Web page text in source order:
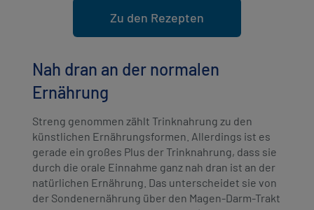
Zu den Rezepten
Nah dran an der normalen
Ernährung
Streng genommen zählt Trinknahrung zu den
künstlichen Ernährungsformen. Allerdings ist es
gerade ein großes Plus der Trinknahrung, dass sie
durch die orale Einnahme ganz nah dran ist an der
natürlichen Ernährung. Das unterscheidet sie von
der Sondenernährung über den Magen-Darm-Trakt